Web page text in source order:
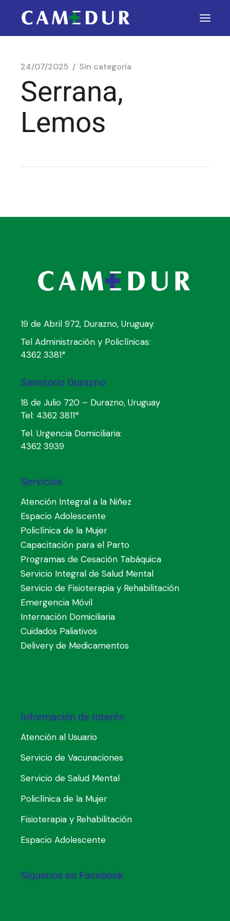
24/07/2025 Sin categoría
Serrana,
Lemos
19 de Abril 972, Durazno, Uruguay.
Tel Administración y Policlínicas:
4362 3381*
Sanatorio Durazno
18 de Julio 720 – Durazno, Uruguay
Tel: 4362 3811*
Tel. Urgencia Domiciliaria:
4362 3939
Servicios
Atención Integral a la Niñez
Espacio Adolescente
Policlínica de la Mujer
Capacitación para el Parto
Programas de Cesación Tabáquica
Servicio Integral de Salud Mental
Servicio de Fisioterapia y Rehabilitación
Emergencia Móvil
Internación Domiciliaria
Cuidados Paliativos
Delivery de Medicamentos
Información de Interés
Atención al Usuario
Servicio de Vacunaciones
Servicio de Salud Mental
Policlínica de la Mujer
Fisioterapia y Rehabilitación
Espacio Adolescente
Síguenos en Facebook